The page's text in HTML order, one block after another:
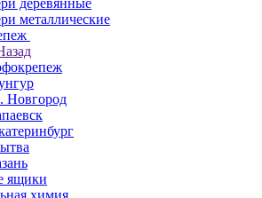
деревянные
металлические
Новгород
ящики
химия